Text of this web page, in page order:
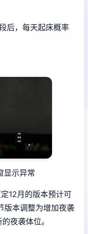
后，每天起床概率
显示异常
12月的版本预计可
版本调整为增加夜袭
夜袭体位。